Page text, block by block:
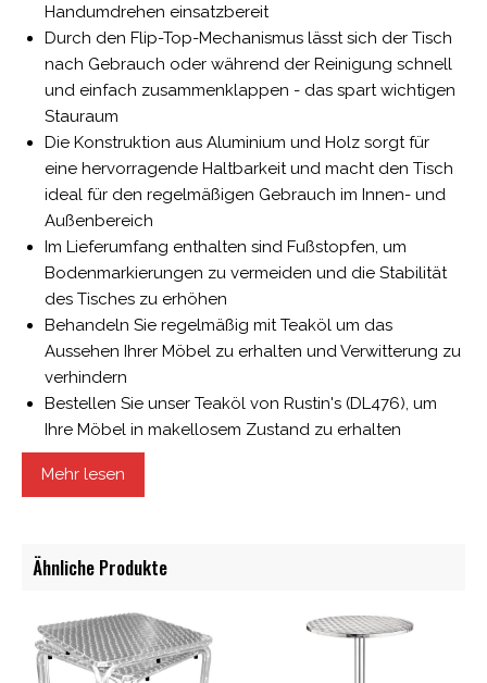
Handumdrehen einsatzbereit
Durch den Flip-Top-Mechanismus lässt sich der Tisch
nach Gebrauch oder während der Reinigung schnell
und einfach zusammenklappen - das spart wichtigen
Stauraum
Die Konstruktion aus Aluminium und Holz sorgt für
eine hervorragende Haltbarkeit und macht den Tisch
ideal für den regelmäßigen Gebrauch im Innen- und
Außenbereich
Im Lieferumfang enthalten sind Fußstopfen, um
Bodenmarkierungen zu vermeiden und die Stabilität
des Tisches zu erhöhen
Behandeln Sie regelmäßig mit Teaköl um das
Aussehen Ihrer Möbel zu erhalten und Verwitterung zu
verhindern
Bestellen Sie unser Teaköl von Rustin's (DL476), um
Ihre Möbel in makellosem Zustand zu erhalten
Geeignet für den Innen- und Außenbereich
Mehr lesen
Ähnliche Produkte